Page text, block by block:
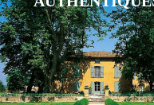
Les piscines en béton authentiques
démarquent par la noblesse des
utilisés pour garder un aspect ancien,